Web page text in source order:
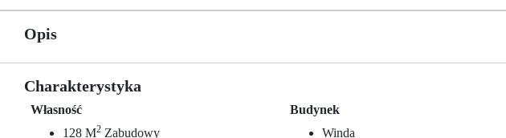
Opis
Charakterystyka
Własność
128 M2 Zabudowy
Budynek
Winda